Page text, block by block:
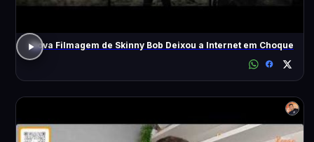
Nova Filmagem de Skinny Bob Deixou a Internet em Choque